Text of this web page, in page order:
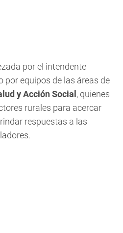
por el intendente
por equipos de las áreas de
y Acción Social , quienes
rurales para acercar
respuestas a las